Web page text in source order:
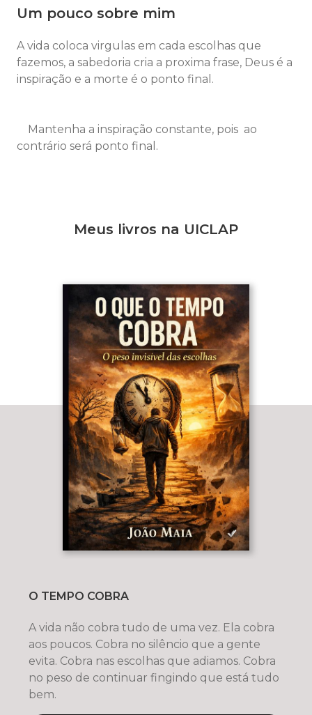
Um pouco sobre mim
A vida coloca virgulas em cada escolhas que
fazemos, a sabedoria cria a proxima frase, Deus é a
inspiração e a morte é o ponto final.
Mantenha a inspiração constante, pois ao
contrário será ponto final.
Meus livros na UICLAP
O TEMPO COBRA
A vida não cobra tudo de uma vez. Ela cobra
aos poucos. Cobra no silêncio que a gente
evita. Cobra nas escolhas que adiamos. Cobra
no peso de continuar fingindo que está tudo
bem.